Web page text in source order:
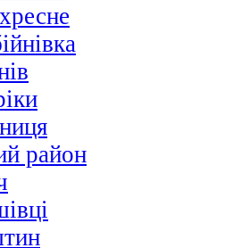
район